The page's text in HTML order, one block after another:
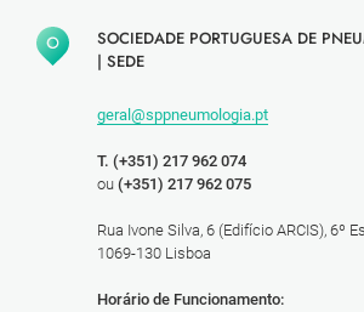
SOCIEDADE PORTUGUESA DE
| SEDE
geral@sppneumologia.pt
T. (+351) 217 962 074
ou (+351) 217 962 075
Rua Ivone Silva, 6 (Edifício ARCIS), 6º
1069-130 Lisboa
Horário de Funcionamento: